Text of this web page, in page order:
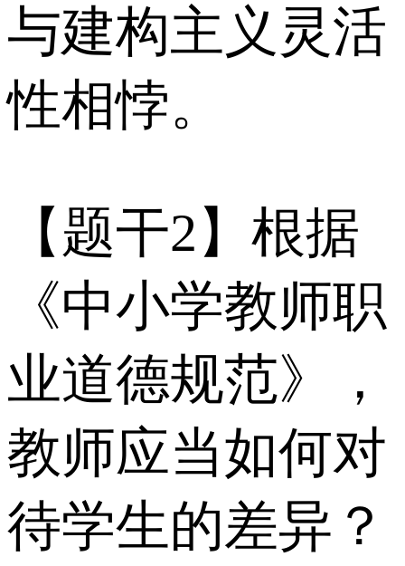
与建构主义灵活
性相悖。
【题干2】根据
《中小学教师职
业道德规范》，
教师应当如何对
待学生的差异？